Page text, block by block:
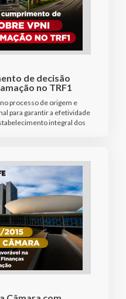
de decisão
no TRF1
processo de origem e
para garantir a efetividade
integral dos